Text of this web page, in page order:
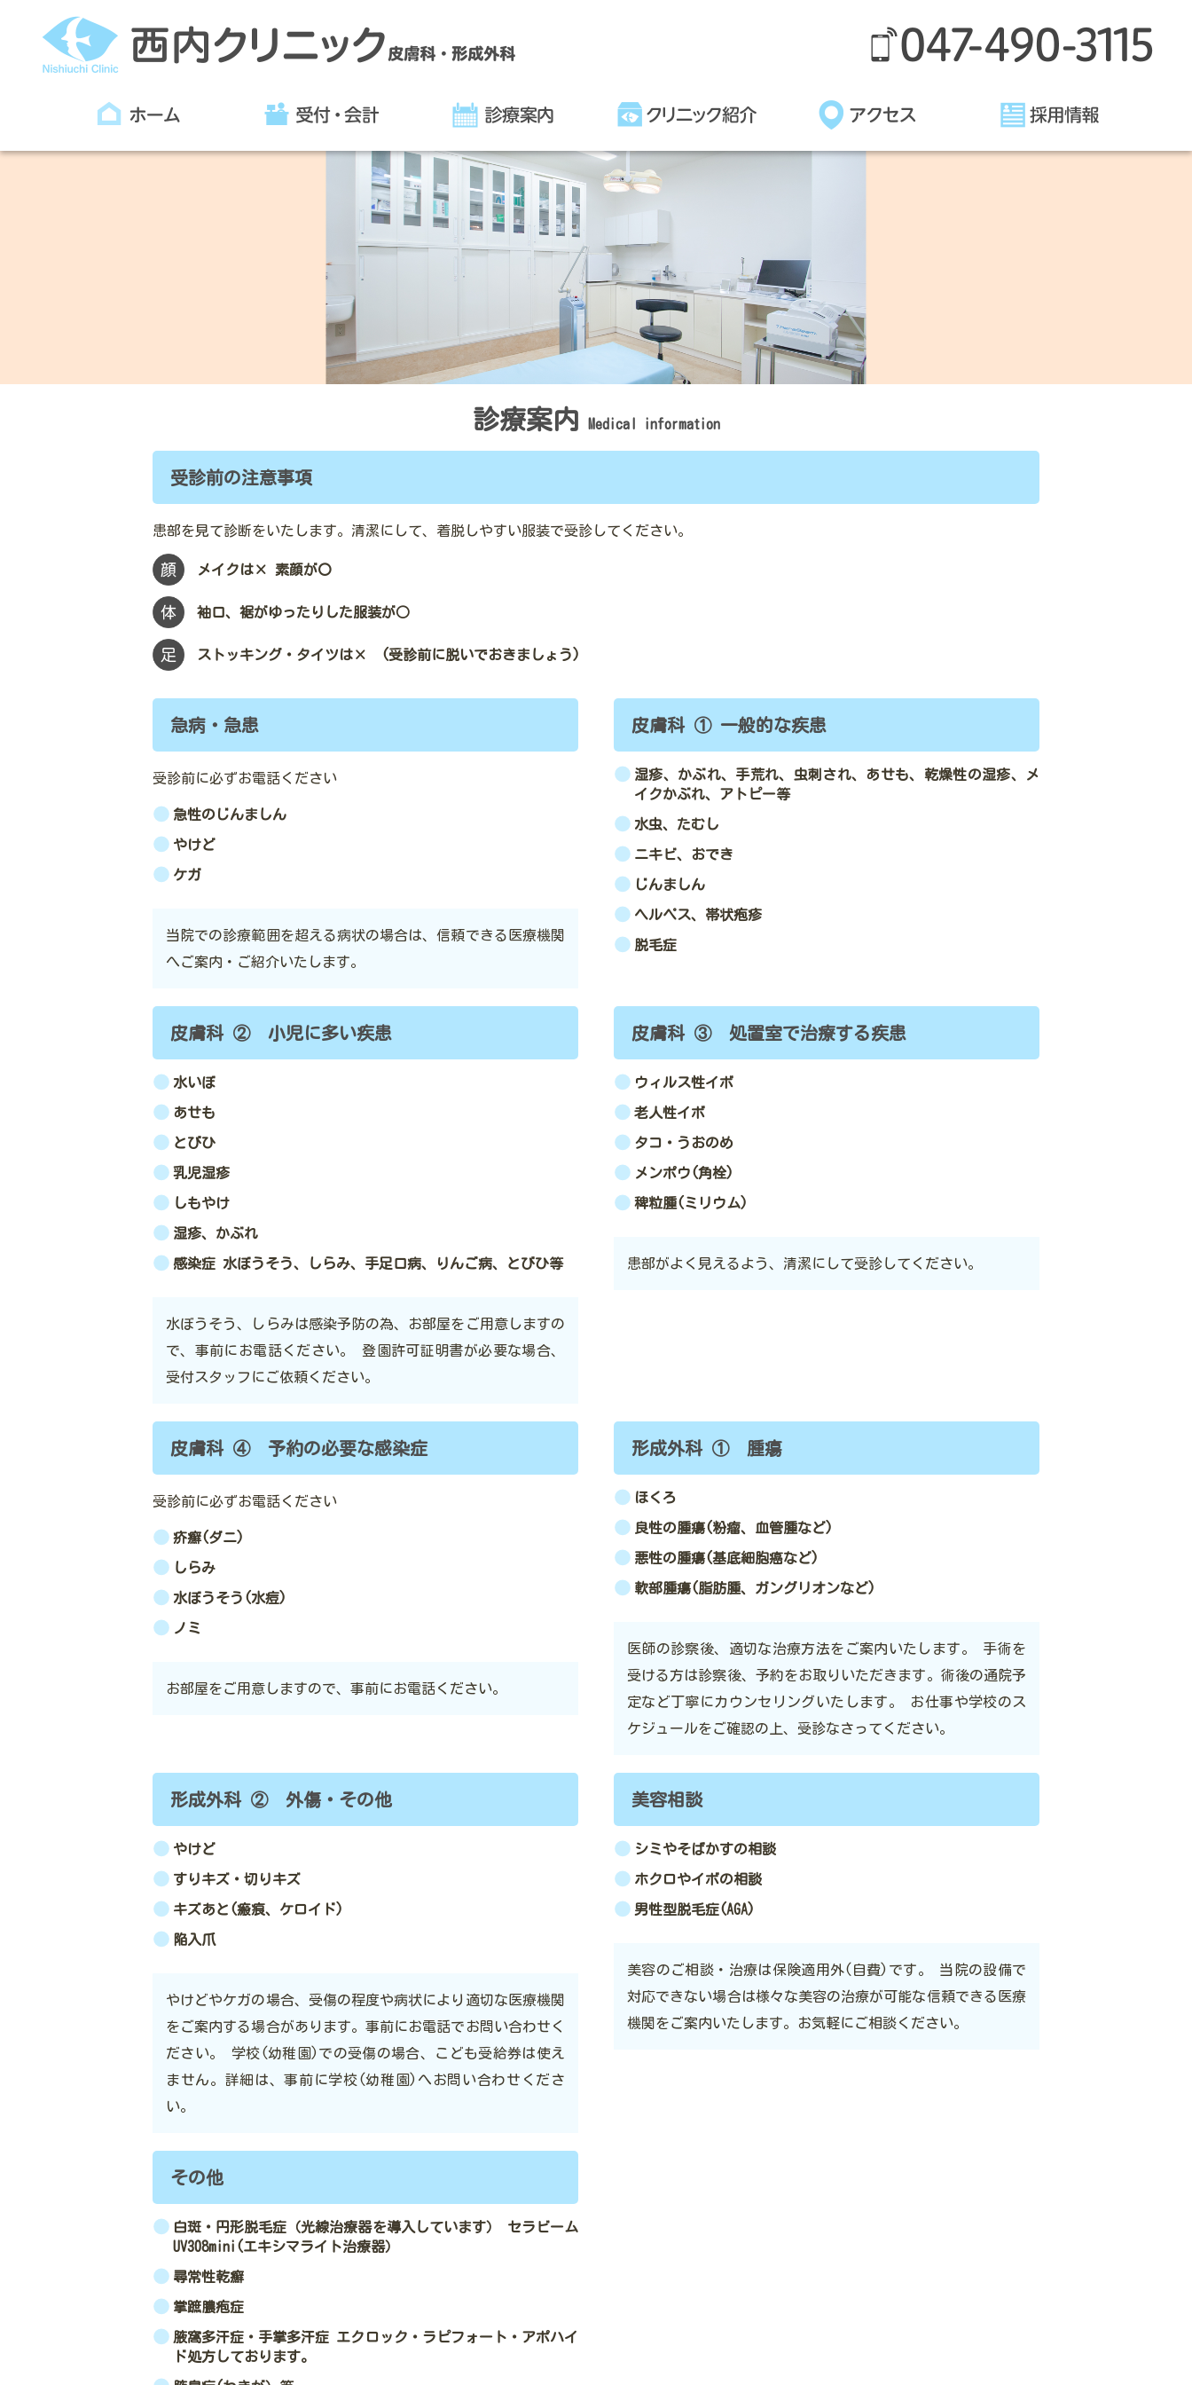
診療案内 Medical information
受診前の注意事項
患部を見て診断をいたします。清潔にして、着脱しやすい服装で受診してください。
メイクは× 素顔が〇
袖口、裾がゆったりした服装が○
ストッキング・タイツは× (受診前に脱いでおきましょう)
急病・急患
受診前に必ずお電話ください
急性のじんましん
やけど
ケガ
当院での診療範囲を超える病状の場合は、信頼できる医療機関
へご案内・ご紹介いたします。
皮膚科 ① 一般的な疾患
湿疹、かぶれ、手荒れ、虫刺され、あせも、乾燥性の湿疹、メ
イクかぶれ、アトピー等
水虫、たむし
ニキビ、おでき
じんましん
ヘルペス、帯状疱疹
脱毛症
皮膚科 ② 小児に多い疾患
水いぼ
あせも
とびひ
乳児湿疹
しもやけ
湿疹、かぶれ
感染症 水ぼうそう、しらみ、手足口病、りんご病、とびひ等
水ぼうそう、しらみは感染予防の為、お部屋をご用意しますの
で、事前にお電話ください。 登園許可証明書が必要な場合、
受付スタッフにご依頼ください。
皮膚科 ③ 処置室で治療する疾患
ウィルス性イボ
老人性イボ
タコ・うおのめ
メンポウ(角栓)
稗粒腫(ミリウム)
患部がよく見えるよう、清潔にして受診してください。
皮膚科 ④ 予約の必要な感染症
受診前に必ずお電話ください
疥癬(ダニ)
しらみ
水ぼうそう(水痘)
ノミ
お部屋をご用意しますので、事前にお電話ください。
形成外科 ① 腫瘍
ほくろ
良性の腫瘍(粉瘤、血管腫など)
悪性の腫瘍(基底細胞癌など)
軟部腫瘍(脂肪腫、ガングリオンなど)
医師の診察後、適切な治療方法をご案内いたします。 手術を
受ける方は診察後、予約をお取りいただきます。術後の通院予
定など丁寧にカウンセリングいたします。 お仕事や学校のス
ケジュールをご確認の上、受診なさってください。
形成外科 ② 外傷・その他
やけど
すりキズ・切りキズ
キズあと(瘢痕、ケロイド)
陥入爪
やけどやケガの場合、受傷の程度や病状により適切な医療機関
をご案内する場合があります。事前にお電話でお問い合わせく
ださい。 学校(幼稚園)での受傷の場合、こども受給券は使え
ません。詳細は、事前に学校(幼稚園)へお問い合わせくださ
い。
美容相談
シミやそばかすの相談
ホクロやイボの相談
男性型脱毛症(AGA)
美容のご相談・治療は保険適用外(自費)です。 当院の設備で
対応できない場合は様々な美容の治療が可能な信頼できる医療
機関をご案内いたします。お気軽にご相談ください。
その他
白斑・円形脱毛症（光線治療器を導入しています） セラビーム
UV308mini(エキシマライト治療器）
尋常性乾癬
掌蹠膿疱症
腋窩多汗症・手掌多汗症 エクロック・ラピフォート・アポハイ
ド処方しております。